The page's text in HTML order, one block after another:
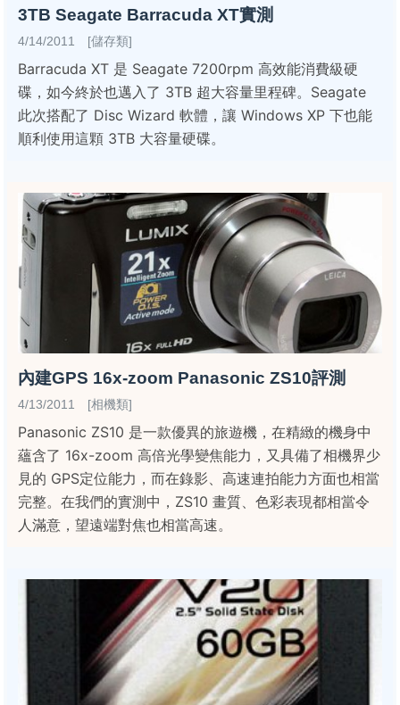
3TB Seagate Barracuda XT實測
4/14/2011 [儲存類]
Barracuda XT 是 Seagate 7200rpm 高效能消費級硬
碟，如今終於也邁入了 3TB 超大容量里程碑。Seagate
此次搭配了 Disc Wizard 軟體，讓 Windows XP 下也能
順利使用這顆 3TB 大容量硬碟。
內建GPS 16x-zoom Panasonic ZS10評測
4/13/2011 [相機類]
Panasonic ZS10 是一款優異的旅遊機，在精緻的機身中
蘊含了 16x-zoom 高倍光學變焦能力，又具備了相機界少
見的 GPS定位能力，而在錄影、高速連拍能力方面也相當
完整。在我們的實測中，ZS10 畫質、色彩表現都相當令
人滿意，望遠端對焦也相當高速。